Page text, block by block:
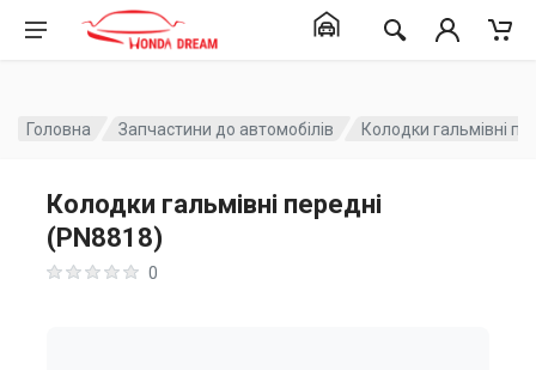
Головна Запчастини до автомобілів Колодки гальмівні
Колодки гальмівні передні
(PN8818)
0